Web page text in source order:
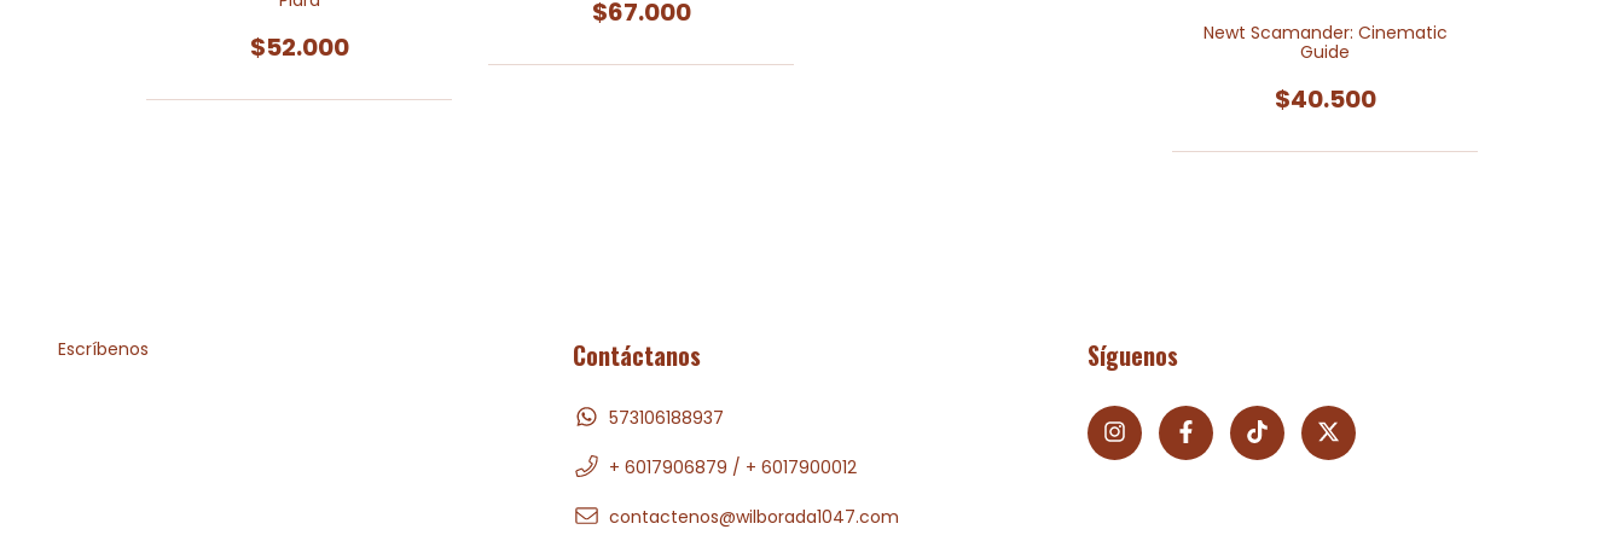
$52.000
$67.000
Newt Scamander: Cinematic
Guide
$40.500
Escríbenos Contáctanos
573106188937
+ 6017906879 / + 6017900012
contactenos@wilborada1047.com
Síguenos